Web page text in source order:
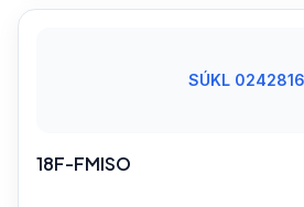
SÚKL 0242816
18F-FMISO